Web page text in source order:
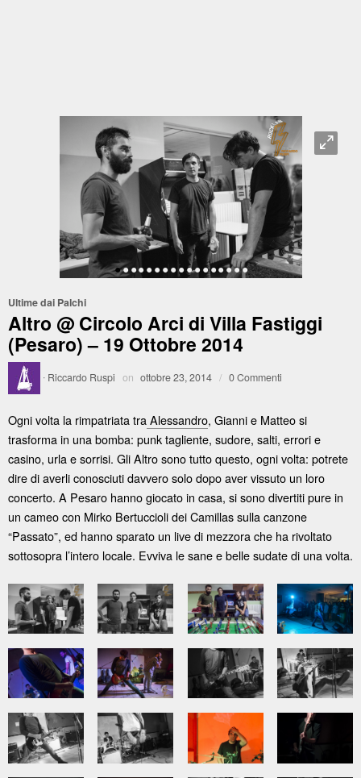
O
•••••••••••••••••
Ultime dai Palchi
Altro @ Circolo Arci di Villa Fastiggi
(Pesaro) – 19 Ottobre 2014
· Riccardo Ruspi on ottobre 23, 2014 / 0 Commenti
Ogni volta la rimpatriata traAlessandro, Gianni e Matteo si
trasforma in una bomba: punk tagliente, sudore, salti, errori e
casino, urla e sorrisi. Gli Altro sono tutto questo, ogni volta: potrete
dire di averli conosciuti davvero solo dopo aver vissuto un loro
concerto. A Pesaro hanno giocato in casa, si sono divertiti pure in
un cameo con Mirko Bertuccioli dei Camillas sulla canzone
“Passato”, ed hanno sparato un live di mezzora che ha rivoltato
sottosopra l’intero locale. Evviva le sane e belle sudate di una volta.